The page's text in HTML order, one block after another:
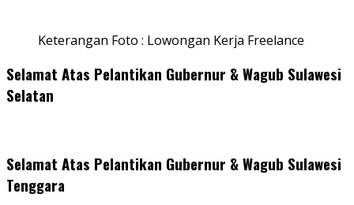
Keterangan Foto : Lowongan Kerja Freelance
Selamat Atas Pelantikan Gubernur & Wagub Sulawesi
Selatan
Selamat Atas Pelantikan Gubernur & Wagub Sulawesi
Tenggara